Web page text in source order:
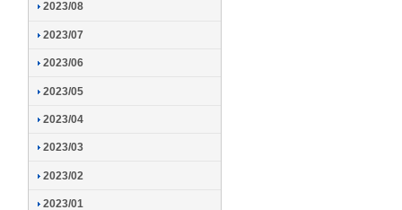
2023/08
2023/07
2023/06
2023/05
2023/04
2023/03
2023/02
2023/01